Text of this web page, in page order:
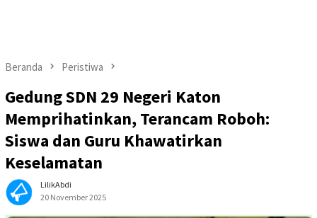
Beranda Peristiwa
Gedung SDN 29 Negeri Katon
Memprihatinkan, Terancam Roboh:
Siswa dan Guru Khawatirkan
Keselamatan
LilikAbdi
20 November 2025